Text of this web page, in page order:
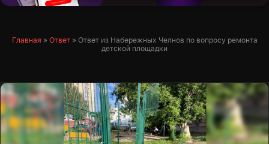
Главная » Ответ» Ответ из Набережных Челнов по вопросу ремонта
детской площадки